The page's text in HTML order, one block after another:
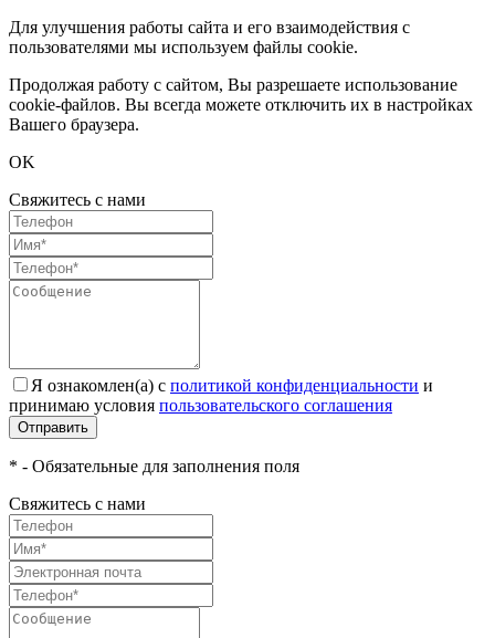
Для улучшения работы сайта и его взаимодействия с
пользователями мы используем файлы cookie.
Продолжая работу с сайтом, Вы разрешаете использование
cookie-файлов. Вы всегда можете отключить их в настройках
Вашего браузера.
OK
Свяжитесь с нами
Я ознакомлен(а) с политикой конфиденциальности и
принимаю условия пользовательского соглашения
Отправить
* - Обязательные для заполнения поля
Свяжитесь с нами